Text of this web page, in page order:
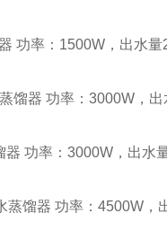
率：1500W，出水量
器 功率：3000W，出
功率：3000W，出水
馏器 功率：4500W，